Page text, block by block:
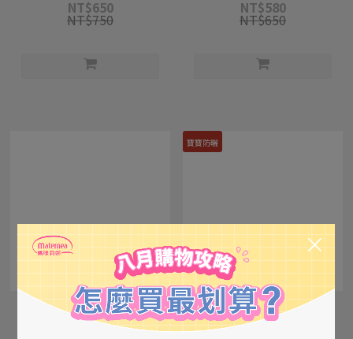
NT$650
NT$750
NT$580
NT$650
【葵森】寶寶益菌屁屁膏
50ml
寶寶防曬
【葵森】溫和輕潤防曬乳
50ml